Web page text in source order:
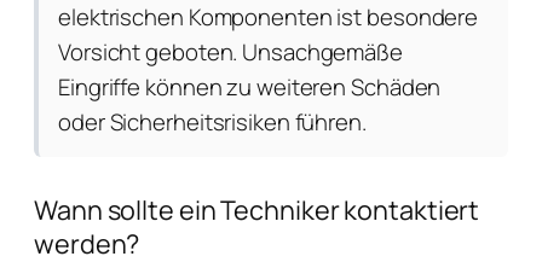
elektrischen Komponenten ist besondere
Vorsicht geboten. Unsachgemäße
Eingriffe können zu weiteren Schäden
oder Sicherheitsrisiken führen.
Wann sollte ein Techniker kontaktiert
werden?